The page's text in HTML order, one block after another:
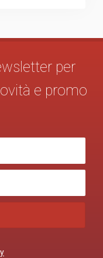
per
e promo